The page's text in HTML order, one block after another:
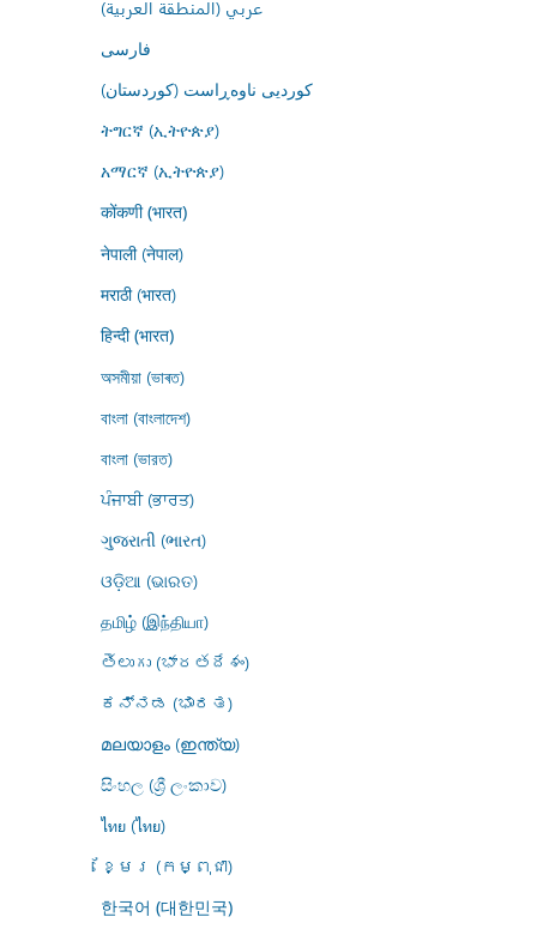
عربي (المنطقة العربية)
فارسى
کوردیی ناوەڕاست (کوردستان)
ትግርኛ (ኢትዮጵያ)
አማርኛ (ኢትዮጵያ)
कोंकणी (भारत)
नेपाली (नेपाल)
मराठी (भारत)
हिन्दी (भारत)
অসমীয়া (ভাৰত)
বাংলা (বাংলাদেশ)
বাংলা (ভারত)
ਪੰਜਾਬੀ (ਭਾਰਤ)
ગુજરાતી (ભારત)
ଓଡ଼ିଆ (ଭାରତ)
தமிழ் (இந்தியா)
తెలుగు (భారతదేశం)
ಕನ್ನಡ (ಭಾರತ)
മലയാളം (ഇന്ത്യ)
සිංහල (ශ්‍රී ලංකාව)
ไทย (ไทย)
ខ្មែរ (កម្ពុជា)
한국어 (대한민국)